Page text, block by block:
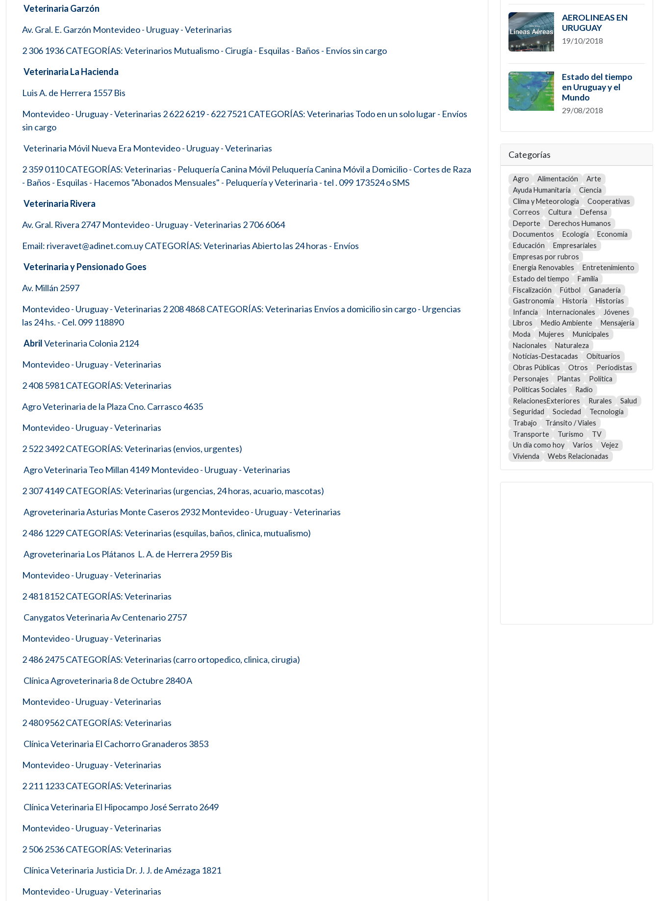
Veterinaria Garzón
Av. Gral. E. Garzón Montevideo - Uruguay - Veterinarias
2 306 1936 CATEGORÍAS: Veterinarios Mutualismo - Cirugía - Esquilas - Baños - Envíos sin cargo
Veterinaria La Hacienda
Luis A. de Herrera 1557 Bis
Montevideo - Uruguay - Veterinarias 2 622 6219 - 622 7521 CATEGORÍAS: Veterinarias Todo en un solo lugar - Envíos
sin cargo
Veterinaria Móvil Nueva Era Montevideo - Uruguay - Veterinarias
2 359 0110 CATEGORÍAS: Veterinarias - Peluquería Canina Móvil Peluquería Canina Móvil a Domicilio - Cortes de Raza
- Baños - Esquilas - Hacemos "Abonados Mensuales" - Peluquería y Veterinaria - tel . 099 173524 o SMS
Veterinaria Rivera
Av. Gral. Rivera 2747 Montevideo - Uruguay - Veterinarias 2 706 6064
Email: riveravet@adinet.com.uy CATEGORÍAS: Veterinarias Abierto las 24 horas - Envíos
Veterinaria y Pensionado Goes
Av. Millán 2597
Montevideo - Uruguay - Veterinarias 2 208 4868 CATEGORÍAS: Veterinarias Envíos a domicilio sin cargo - Urgencias
las 24 hs. - Cel. 099 118890
AbrilVeterinaria Colonia 2124
Montevideo - Uruguay - Veterinarias
2 408 5981 CATEGORÍAS: Veterinarias
Agro Veterinaria de la Plaza Cno. Carrasco 4635
Montevideo - Uruguay - Veterinarias
2 522 3492 CATEGORÍAS: Veterinarias (envios, urgentes)
Agro Veterinaria Teo Millan 4149 Montevideo - Uruguay - Veterinarias
2 307 4149 CATEGORÍAS: Veterinarias (urgencias, 24 horas, acuario, mascotas)
Agroveterinaria Asturias Monte Caseros 2932 Montevideo - Uruguay - Veterinarias
2 486 1229 CATEGORÍAS: Veterinarias (esquilas, baños, clinica, mutualismo)
Agroveterinaria Los Plátanos L. A. de Herrera 2959 Bis
Montevideo - Uruguay - Veterinarias
2 481 8152 CATEGORÍAS: Veterinarias
Canygatos Veterinaria Av Centenario 2757
Montevideo - Uruguay - Veterinarias
2 486 2475 CATEGORÍAS: Veterinarias (carro ortopedico, clinica, cirugia)
Clínica Agroveterinaria 8 de Octubre 2840 A
Montevideo - Uruguay - Veterinarias
2 480 9562 CATEGORÍAS: Veterinarias
Clínica Veterinaria El Cachorro Granaderos 3853
Montevideo - Uruguay - Veterinarias
2 211 1233 CATEGORÍAS: Veterinarias
Clínica Veterinaria El Hipocampo José Serrato 2649
Montevideo - Uruguay - Veterinarias
2 506 2536 CATEGORÍAS: Veterinarias
Clínica Veterinaria Justicia Dr. J. J. de Amézaga 1821
Montevideo - Uruguay - Veterinarias
AEROLINEAS EN
URUGUAY
19/10/2018
Estado del tiempo
en Uruguay y el
Mundo
29/08/2018
Categorías
Agro Alimentación
Arte
Ayuda Humanitaria
Ciencia
Clima y Meteorología
Cooperativas
Correos
Cultura
Defensa
Deporte
Derechos Humanos
Documentos
Ecología
Economía
Educación
Empresariales
Empresas por rubros
Energía Renovables
Entretenimiento
Estado del tiempo
Familia
Fiscalización
Fútbol
Ganadería
Gastronomía
Historia
Historias
Infancia
Internacionales
Jóvenes
Libros
Medio Ambiente
Mensajería
Moda
Mujeres
Municipales
Nacionales
Naturaleza
Noticias-Destacadas
Obituarios
Obras Públicas
Otros
Periodistas
Personajes
Plantas
Política
Políticas Sociales
Radio
RelacionesExteriores
Rurales
Salud
Seguridad
Sociedad
Tecnología
Trabajo
Tránsito / Viales
Transporte
Turismo
TV
Un día como hoy
Varios
Vejez
Vivienda
Webs Relacionadas